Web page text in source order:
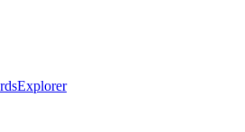
Explorer